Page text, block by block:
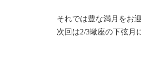
それでは豊な満月をお
次回は2/3蠍座の下弦